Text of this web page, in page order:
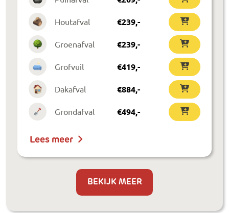
Houtafval €239,-
Groenafval €239,-
Grofvuil €419,-
Dakafval €884,-
Grondafval €494,-
Lees meer
BEKIJK MEER